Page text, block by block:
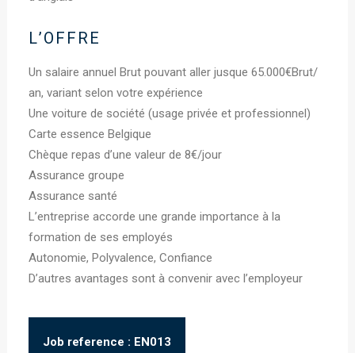
L’OFFRE
Un salaire annuel Brut pouvant aller jusque 65.000€Brut/
an, variant selon votre expérience
Une voiture de société (usage privée et professionnel)
Carte essence Belgique
Chèque repas d’une valeur de 8€/jour
Assurance groupe
Assurance santé
L’entreprise accorde une grande importance à la
formation de ses employés
Autonomie, Polyvalence, Confiance
D’autres avantages sont à convenir avec l’employeur
Job reference : EN013